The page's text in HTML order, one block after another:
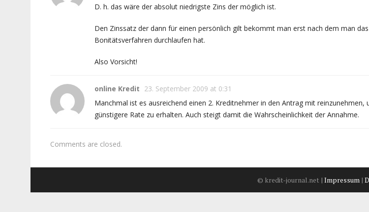
D. h. das wäre der absolut niedrigste Zins der möglich ist.
Den Zinssatz der dann für einen persönlich gilt bekommt man erst nach dem man das
Bonitätsverfahren durchlaufen hat.
Also Vorsicht!
online Kredit 23. September 2009 at 0:31
Manchmal ist es ausreichend einen 2. Kreditnehmer in den Antrag mit reinzunehmen,
günstigere Rate zu erhalten. Auch steigt damit die Wahrscheinlichkeit der Annahme.
Comments are closed.
© kredit-journal.net | Impressum |